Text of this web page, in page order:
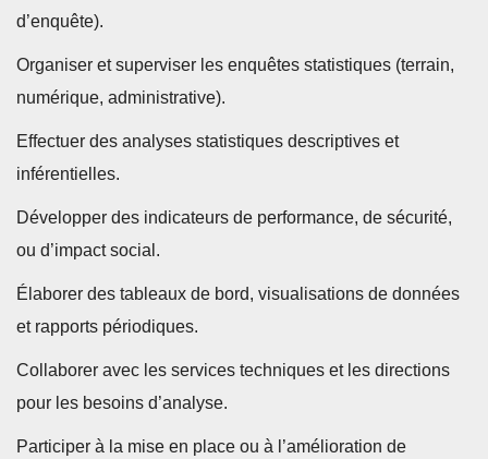
d’enquête).
Organiser et superviser les enquêtes statistiques (terrain,
numérique, administrative).
Effectuer des analyses statistiques descriptives et
inférentielles.
Développer des indicateurs de performance, de sécurité,
ou d’impact social.
Élaborer des tableaux de bord, visualisations de données
et rapports périodiques.
Collaborer avec les services techniques et les directions
pour les besoins d’analyse.
Participer à la mise en place ou à l’amélioration de